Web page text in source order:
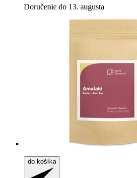
Doručenie do 13. augusta
do košíka